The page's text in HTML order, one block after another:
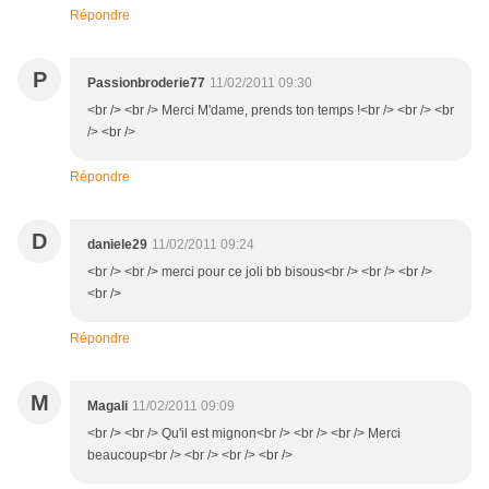
Répondre
P Passionbroderie77 11/02/2011 09:30
<br /> <br /> Merci M'dame, prends ton temps !<br /> <br /> <br
/> <br />
Répondre
D daniele29 11/02/2011 09:24
<br /> <br /> merci pour ce joli bb bisous<br /> <br /> <br />
<br />
Répondre
M Magali 11/02/2011 09:09
<br /> <br /> Qu'il est mignon<br /> <br /> <br /> Merci
beaucoup<br /> <br /> <br /> <br />